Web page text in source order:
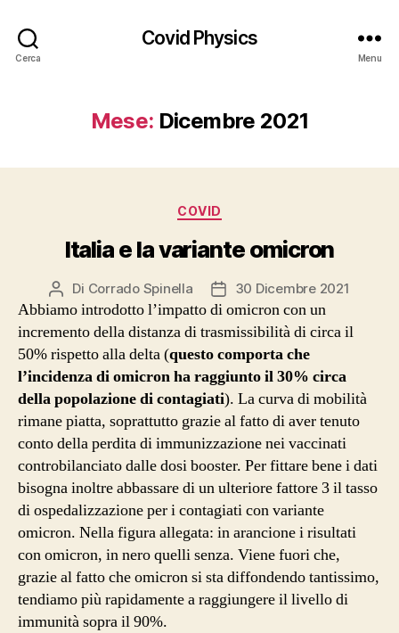
Cerca
Covid Physics
Menu
Mese: Dicembre 2021
Categorie
COVID
Italia e la variante omicron
Autore
articolo
Di Corrado Spinella
Data
dell'articolo
30 Dicembre 2021
Abbiamo introdotto l’impatto di omicron con un
incremento della distanza di trasmissibilità di circa il
50% rispetto alla delta (questo comporta che
l’incidenza di omicron ha raggiunto il 30% circa
della popolazione di contagiati). La curva di mobilità
rimane piatta, soprattutto grazie al fatto di aver tenuto
conto della perdita di immunizzazione nei vaccinati
controbilanciato dalle dosi booster. Per fittare bene i dati
bisogna inoltre abbassare di un ulteriore fattore 3 il tasso
di ospedalizzazione per i contagiati con variante
omicron. Nella figura allegata: in arancione i risultati
con omicron, in nero quelli senza. Viene fuori che,
grazie al fatto che omicron si sta diffondendo tantissimo,
tendiamo più rapidamente a raggiungere il livello di
immunità sopra il 90%.